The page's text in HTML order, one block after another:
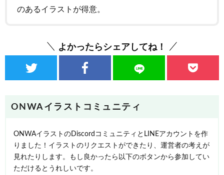
のあるイラストが得意。
よかったらシェアしてね！
ONWAイラストコミュニティ
ONWAイラストのDiscordコミュニティとLINEアカウントを作
りました！イラストのリクエストができたり、運営者の考えが
見れたりします。もし良かったら以下のボタンから参加してい
ただけるとうれしいです。